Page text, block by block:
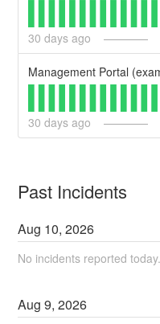
30 days ago
30 days ago
Past Incidents
Aug 10,2026
No incidents reported today.
Aug9,2026